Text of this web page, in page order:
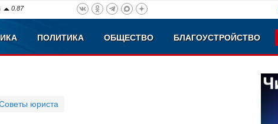
0.87
ПОЛИТИКА ОБЩЕСТВО БЛАГОУСТРОЙСТВО
юриста